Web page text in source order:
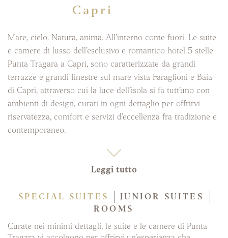
Capri
Mare, cielo. Natura, anima. All’interno come fuori. Le suite
e camere di lusso dell’esclusivo e romantico hotel 5 stelle
Punta Tragara a Capri, sono caratterizzate da grandi
terrazze e grandi finestre sul mare vista Faraglioni e Baia
di Capri, attraverso cui la luce dell’isola si fa tutt’uno con
ambienti di design, curati in ogni dettaglio per offrirvi
riservatezza, comfort e servizi d’eccellenza fra tradizione e
contemporaneo.
Leggi tutto
Curate nei minimi dettagli, le suite e le camere di Punta
SPECIAL SUITES
JUNIOR SUITES
ROOMS